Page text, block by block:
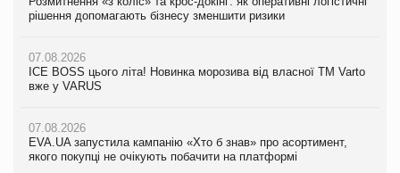
рішення допомагають бізнесу зменшити ризики
07.08.2026
ICE BOSS цього літа! Новинка морозива від власної ТМ Varto
вже у VARUS
07.08.2026
EVA.UA запустила кампанію «Хто б знав» про асортимент,
якого покупці не очікують побачити на платформі
рішення допомагають бізнесу зменшити ризики
07.08.2026
ICE BOSS цього літа! Новинка морозива від власної ТМ Varto
вже у VARUS
07.08.2026
EVA.UA запустила кампанію «Хто б знав» про асортимент,
якого покупці не очікують побачити на платформі
Продажі Hugo Boss впали на 9%